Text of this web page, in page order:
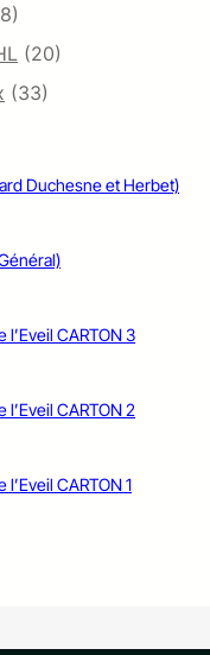
(20)
(33)
Duchesne et Herbet)
CARTON 3
CARTON 2
CARTON 1